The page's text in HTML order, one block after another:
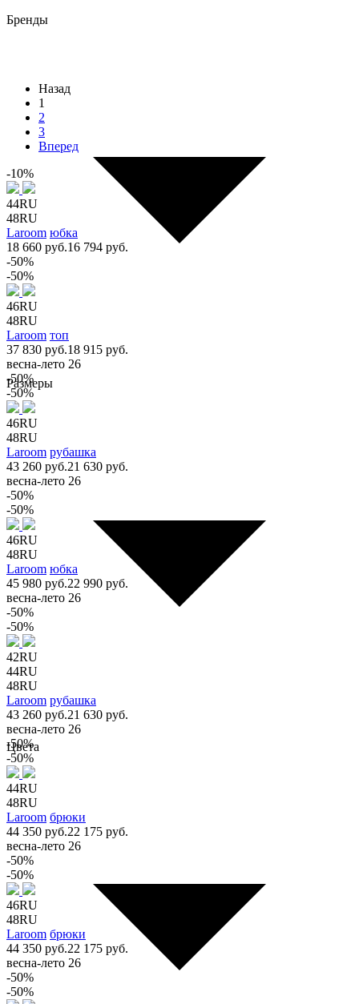
Бренды
Размеры
Цвета
Назад
1
2
3
Вперед
-10%
44RU
48RU
Laroom юбка
18 660 руб.16 794 руб.
-50%
-50%
46RU
48RU
Laroom топ
37 830 руб.18 915 руб.
весна-лето 26
-50%
-50%
46RU
48RU
Laroom рубашка
43 260 руб.21 630 руб.
весна-лето 26
-50%
-50%
46RU
48RU
Laroom юбка
45 980 руб.22 990 руб.
весна-лето 26
-50%
-50%
42RU
44RU
48RU
Laroom рубашка
43 260 руб.21 630 руб.
весна-лето 26
-50%
-50%
44RU
48RU
Laroom брюки
44 350 руб.22 175 руб.
весна-лето 26
-50%
-50%
46RU
48RU
Laroom брюки
44 350 руб.22 175 руб.
весна-лето 26
-50%
-50%